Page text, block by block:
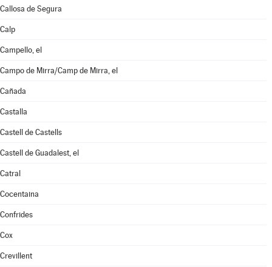
Callosa de Segura
Calp
Campello, el
Campo de Mirra/Camp de Mirra, el
Cañada
Castalla
Castell de Castells
Castell de Guadalest, el
Catral
Cocentaina
Confrides
Cox
Crevillent